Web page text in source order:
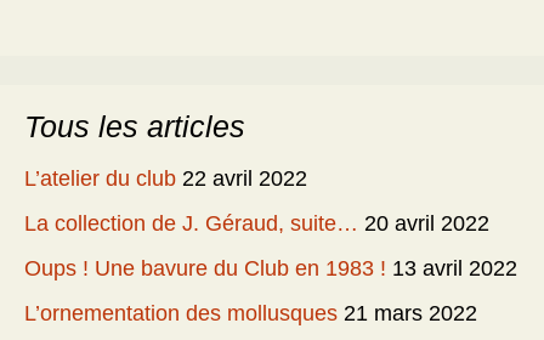
Tous les articles
L’atelier du club 22 avril 2022
La collection de J. Géraud, suite… 20 avril 2022
Oups ! Une bavure du Club en 1983 ! 13 avril 2022
L’ornementation des mollusques 21 mars 2022